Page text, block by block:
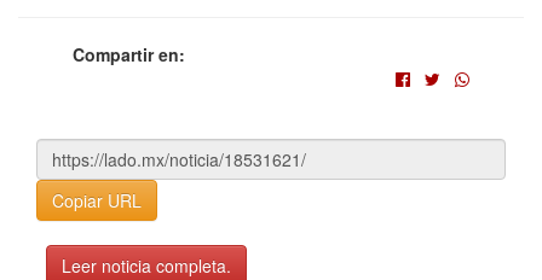
Compartir en:
Copiar URL
Leer noticia completa.